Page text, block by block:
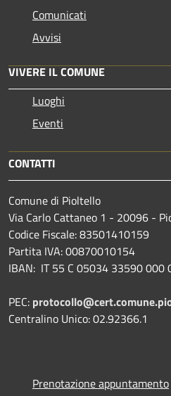
Comunicati
Avvisi
VIVERE IL COMUNE
Luoghi
Eventi
CONTATTI
Comune di Pioltello
Via Carlo Cattaneo 1 - 20096 -
Codice Fiscale: 83501410159
Partita IVA: 00870010154
IBAN: IT 55 C 05034 33590 000
PEC:
Centralino Unico: 02.92366.1
Prenotazione appuntamento